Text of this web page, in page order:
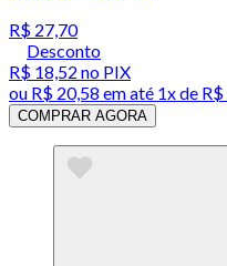
R$ 27,70
Desconto
R$ 18,52 no PIX
ou R$ 20,58 em até 1x de
COMPRAR AGORA